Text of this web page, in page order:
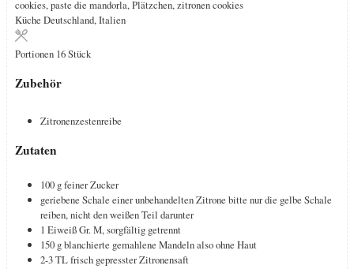
cookies, paste die mandorla, Plätzchen, zitronen cookies
Küche Deutschland, Italien
Portionen 16Stück
Zubehör
Zitronenzestenreibe
Zutaten
100 gfeiner Zucker
geriebene Schale einer unbehandelten Zitrone bitte nur die gelbe Schale
reiben, nicht den weißen Teil darunter
1 EiweißGr. M, sorgfältig getrennt
150 gblanchierte gemahlene Mandelnalso ohne Haut
2-3TLfrisch gepresster Zitronensaft